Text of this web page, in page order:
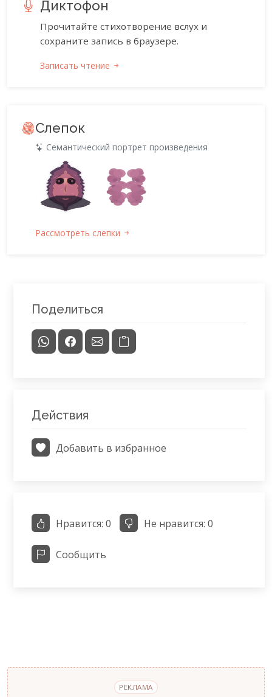
Диктофон
Прочитайте стихотворение вслух и
сохраните запись в браузере.
Записать чтение
Слепок
Семантический портрет произведения
Рассмотреть слепки
Поделиться
Действия
Добавить в избранное
Нравится: 0 Не нравится: 0
Сообщить
РЕКЛАМА